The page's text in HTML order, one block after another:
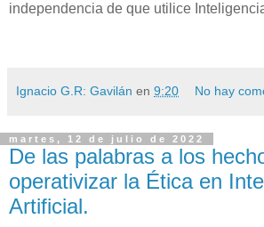
independencia de que utilice
Ignacio G.R: Gavilán en 9:20 No hay
martes, 12 de julio de 2022
De las palabras a los
operativizar la Ética en
Artificial.